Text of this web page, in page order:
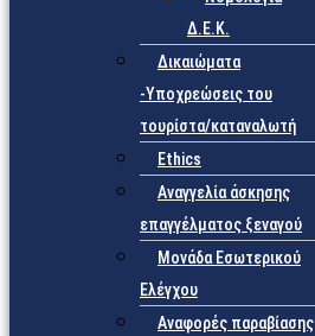
Δ.Ε.Κ.
Δικαιώματα
-Υποχρεώσεις του
τουρίστα/καταναλωτή
Ethics
Αναγγελία άσκησης
επαγγέλματος ξεναγού
Μονάδα Εσωτερικού
Ελέγχου
Αναφορές παραβίασης